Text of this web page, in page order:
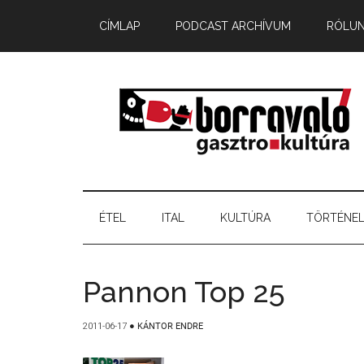
CÍMLAP PODCAST ARCHÍVUM
ÉTEL ITAL KULTÚRA
Pannon Top 25
2011-06-17 ● KÁNTOR ENDRE